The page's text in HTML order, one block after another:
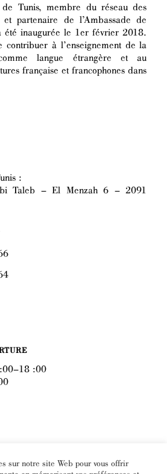
de Tunis, membre du réseau des
et partenaire de l’Ambassade de
été inaugurée le 1er février 2018.
à l’enseignement de la
langue étrangère et au
française et francophones dans
:
Taleb – El Menzah 6 – 2091
:00
sur notre site Web pour vous offrir